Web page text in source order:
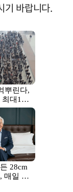
기 바랍니다.